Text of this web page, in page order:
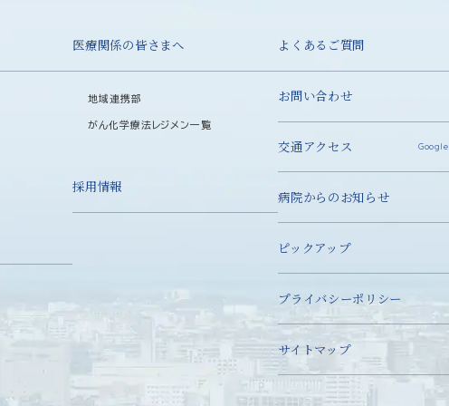
医療関係の皆さまへ
地域連携部
がん化学療法レジメン一覧
採用情報
よくあるご質問
お問い合わせ
交通アクセス
病院からのお知らせ
ピックアップ
プライバシーポリシー
サイトマップ